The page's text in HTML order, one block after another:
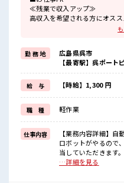
≪残業で収入アップ≫
高収入を希望される方にオスス
残業は月20時間以上あります♪
基本的に髪色自由で明るすぎた
(規定有)≪機能的な制服アリ≫
制服があるので、
毎日の服装の悩み解消♪
≪未経験OKの仕事≫
新しいことにチャレンジするの
しっかり働く環境が整っていま
イチからスキルUP・ステップ
≪様々なお仕事をご提案≫
一人で悩まず気軽に相談でき
派遣のお仕事です！
■職場の雰囲気
勤 務 地
広島県呉市
【最寄駅】呉ポート
給 与 【時給】1,300 円
職 種 軽作業
仕事内容
【業務内容詳細】
ロボットがやるので
当していただきます
等の電子部品 ■お仕事PR ≪残業で収入アップ≫ 高収入を希望
…詳細を見る